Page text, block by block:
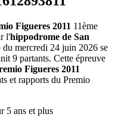
Figueres 2011 11ème
l'hippodrome de San
du mercredi 24 juin 2026 se
9 partants. Cette épreuve
Figueres 2011
et rapports du Premio
5 ans et plus